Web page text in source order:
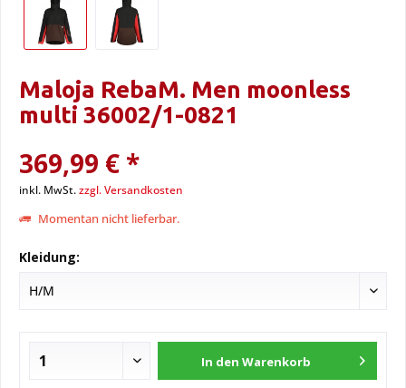
Maloja RebaM. Men moonless
multi 36002/1-0821
369,99 € *
inkl. MwSt.zzgl. Versandkosten
Momentan nicht lieferbar.
Kleidung:
In den Warenkorb